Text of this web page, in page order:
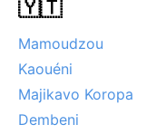
gjør ethvert besøk til
🇾🇹
Mamoudzou
Kaouéni
Majikavo Koropa
Dembeni